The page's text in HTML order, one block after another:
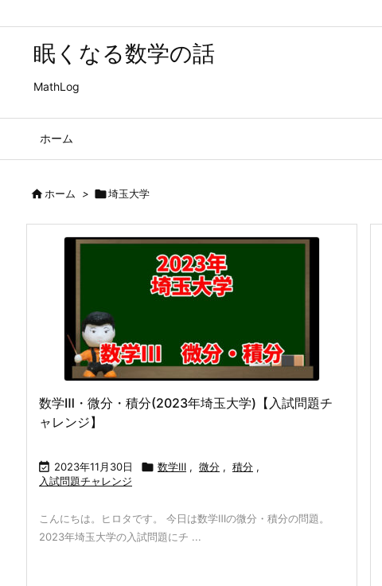
眠くなる数学の話
MathLog
ホーム
ホーム > 埼玉大学
数学Ⅲ・微分・積分(2023年埼玉大学)【入試問題チ
ャレンジ】
 2023年11月30日  数学Ⅲ , 微分 , 積分 ,
入試問題チャレンジ
こんにちは。ヒロタです。 今日は数学Ⅲの微分・積分の問題。
2023年埼玉大学の入試問題にチ ...